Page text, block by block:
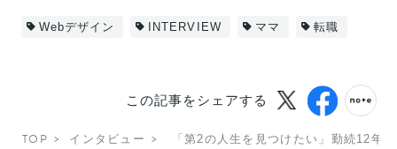
Webデザイン INTERVIEW ママ 転職
この記事をシェアする
TOP インタビュー 「第2の人生を見つけたい」勤続12年